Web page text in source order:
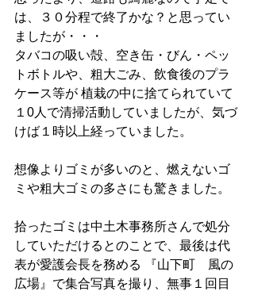
は、３０分程で終了かな？と思ってい
ましたが・・・
タバコの吸い殻、空き缶・びん・ペッ
トボトルや、粗大ごみ、飲食後のプラ
ケース等が 植栽の中に捨てられていて
１0人で清掃活動していましたが、気づ
けば１時以上経っていました。
想像よりゴミが多いのと、燃えないゴ
ミや粗大ゴミの多さにも驚きました。
拾ったゴミは中土木事務所さんで処分
していただけるとのことで、最後は代
表が愛護会長を務める 『山下町　風の
広場』で集合写真を撮り、無事１回目